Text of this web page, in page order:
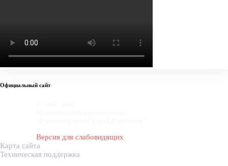
Официальный сайт
Версия для слабовидящих
Карта сайта
Техническая поддержка